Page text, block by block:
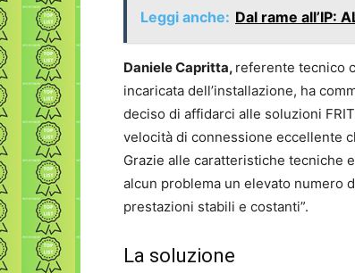
Leggi anche: Dal rame all’IP:
Daniele Capritta, referente tecnico
incaricata dell’installazione, ha
deciso di affidarci alle soluzioni
velocità di connessione eccellente
Grazie alle caratteristiche tecniche
alcun problema un elevato numero
prestazioni stabili e costanti”.
La soluzione